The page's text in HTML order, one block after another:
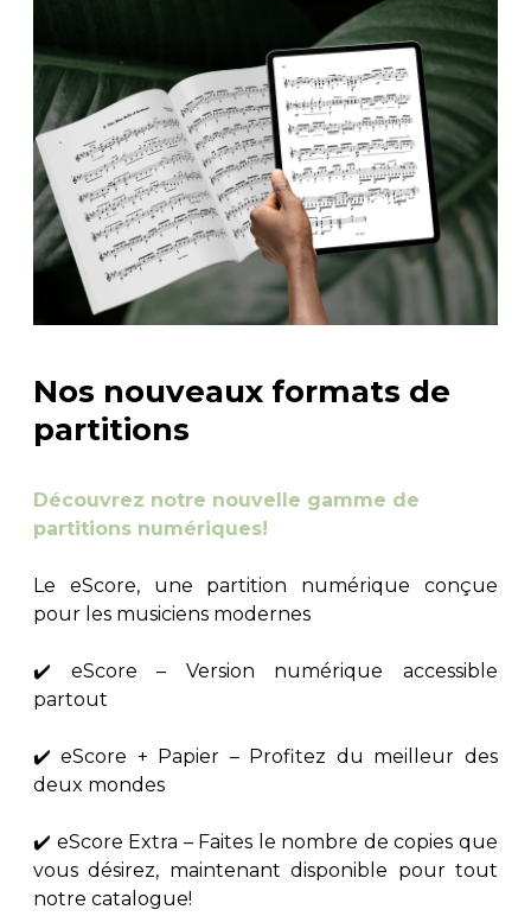
Nos nouveaux formats de
partitions
Découvrez notre nouvelle gamme de
partitions numériques!
Le eScore, une partition numérique conçue
pour les musiciens modernes
✔️ eScore – Version numérique accessible
partout
✔️ eScore + Papier – Profitez du meilleur des
deux mondes
✔️ eScore Extra – Faites le nombre de copies que
vous désirez, maintenant disponible pour tout
notre catalogue!